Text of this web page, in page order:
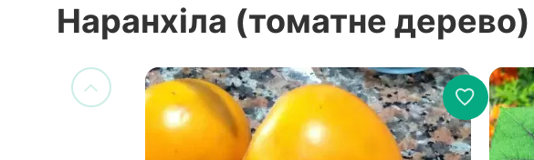
Наранхіла (томатне дерево)